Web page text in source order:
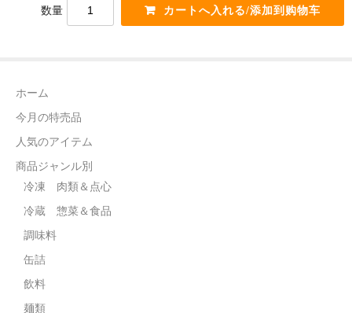
電話カード
日本語
数量
ホーム
今月の特売品
人気のアイテム
商品ジャンル別
冷凍 肉類＆点心
冷蔵 惣菜＆食品
調味料
缶詰
飲料
麺類